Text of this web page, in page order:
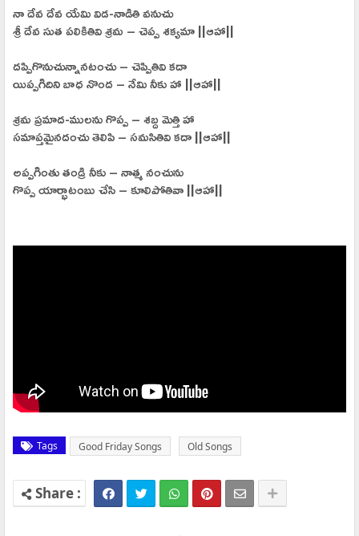
నా దేవ దేవ యేమి విడ-నాడితి వనుచు
శ్రీ దేవ సుత పలికితివి శ్రమ – చెప్ప శక్యమా ||ఆహా||
దప్పిగొనుచున్నానటంచు – చెప్పితివి కదా
యిప్పగిదిని బాధ నొంద – నేమి నీకు హా ||ఆహా||
శ్రమ ప్రమాద-ములను గొప్ప – శబ్ద మెత్తి హా
సమాప్తమైనదంచు తెలిపి – సమసితివి కదా ||ఆహా||
అప్పగింతు తండ్రి నీకు – నాత్మ నంచును
గొప్ప యార్భాటంబు చేసి – కూలిపోతివా ||ఆహా||
Tags Good Friday Songs Old Songs